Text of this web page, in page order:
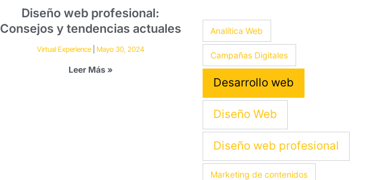
Diseño web profesional:
Consejos y tendencias actuales
Virtual Experience Mayo 30, 2024
Leer Más »
Analítica Web
Campañas Digitales
Desarrollo web
Diseño Web
Diseño web profesional
Marketing de contenidos